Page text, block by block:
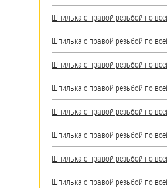
Шпилька с правой резьбой по
Шпилька с правой резьбой по
Шпилька с правой резьбой по
Шпилька с правой резьбой по
Шпилька с правой резьбой по
Шпилька с правой резьбой по
Шпилька с правой резьбой по
Шпилька с правой резьбой по